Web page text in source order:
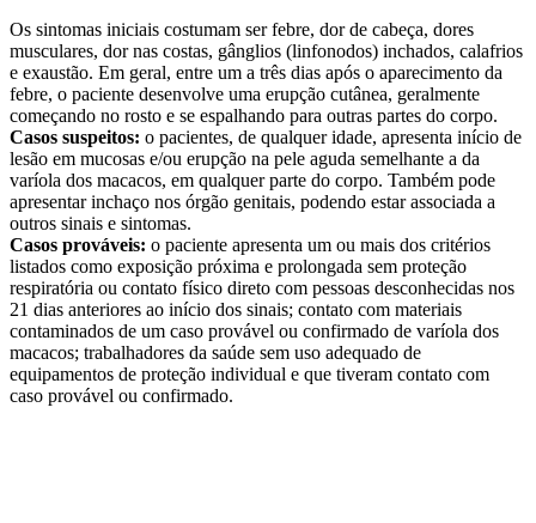
Os sintomas iniciais costumam ser febre, dor de cabeça, dores
musculares, dor nas costas, gânglios (linfonodos) inchados, calafrios
e exaustão. Em geral, entre um a três dias após o aparecimento da
febre, o paciente desenvolve uma erupção cutânea, geralmente
começando no rosto e se espalhando para outras partes do corpo.
Casos suspeitos: o pacientes, de qualquer idade, apresenta início de
lesão em mucosas e/ou erupção na pele aguda semelhante a da
varíola dos macacos, em qualquer parte do corpo. Também pode
apresentar inchaço nos órgão genitais, podendo estar associada a
outros sinais e sintomas.
Casos prováveis: o paciente apresenta um ou mais dos critérios
listados como exposição próxima e prolongada sem proteção
respiratória ou contato físico direto com pessoas desconhecidas nos
21 dias anteriores ao início dos sinais; contato com materiais
contaminados de um caso provável ou confirmado de varíola dos
macacos; trabalhadores da saúde sem uso adequado de
equipamentos de proteção individual e que tiveram contato com
caso provável ou confirmado.